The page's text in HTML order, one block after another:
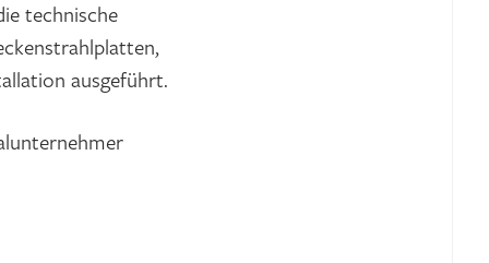
technische
ausgeführt.